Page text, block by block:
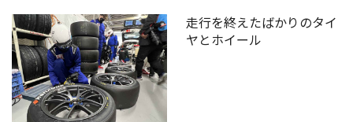
走行を終えたばかりのタイ
ヤとホイール